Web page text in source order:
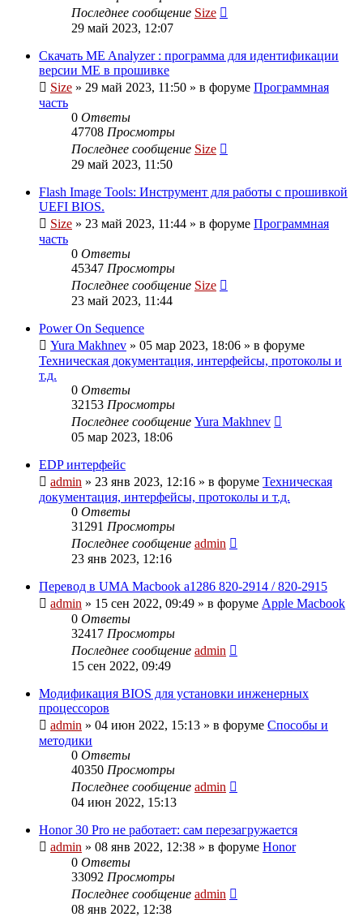
Последнее сообщение Size
29 май 2023, 12:07
Скачать ME Analyzer : программа для идентификации
версии ME в прошивке
Size » 29 май 2023, 11:50 » в форуме Программная
часть
0 Ответы
47708 Просмотры
Последнее сообщение Size
29 май 2023, 11:50
Flash Image Tools: Инструмент для работы с прошивкой
UEFI BIOS.
Size » 23 май 2023, 11:44 » в форуме Программная
часть
0 Ответы
45347 Просмотры
Последнее сообщение Size
23 май 2023, 11:44
Power On Sequence
Yura Makhnev » 05 мар 2023, 18:06 » в форуме
Техническая документация, интерфейсы, протоколы и
т.д.
0 Ответы
32153 Просмотры
Последнее сообщение Yura Makhnev
05 мар 2023, 18:06
EDP интерфейс
admin » 23 янв 2023, 12:16 » в форуме Техническая
документация, интерфейсы, протоколы и т.д.
0 Ответы
31291 Просмотры
Последнее сообщение admin
23 янв 2023, 12:16
Перевод в UMA Macbook a1286 820-2914 / 820-2915
admin » 15 сен 2022, 09:49 » в форуме Apple Macbook
0 Ответы
32417 Просмотры
Последнее сообщение admin
15 сен 2022, 09:49
Модификация BIOS для установки инженерных
процессоров
admin » 04 июн 2022, 15:13 » в форуме Способы и
методики
0 Ответы
40350 Просмотры
Последнее сообщение admin
04 июн 2022, 15:13
Honor 30 Pro не работает: сам перезагружается
admin » 08 янв 2022, 12:38 » в форуме Honor
0 Ответы
33092 Просмотры
Последнее сообщение admin
08 янв 2022, 12:38